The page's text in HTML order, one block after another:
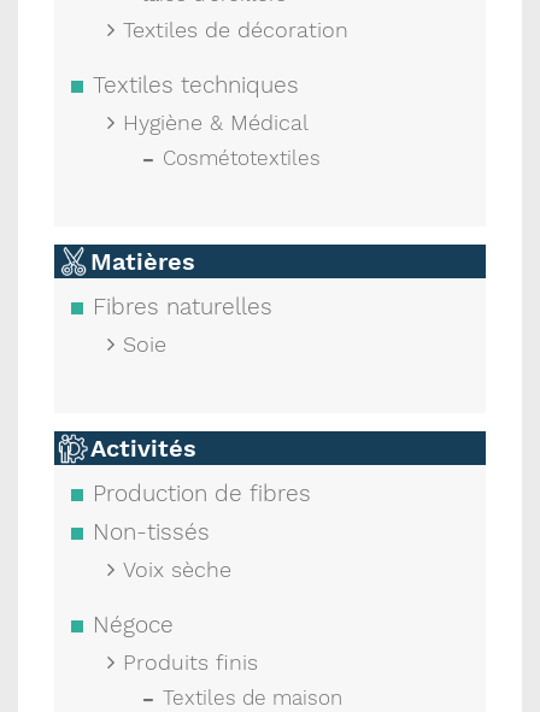
Textiles de décoration
Textiles techniques
Hygiène & Médical
Cosmétotextiles
Matières
Fibres naturelles
Soie
Activités
Production de fibres
Non-tissés
Voix sèche
Négoce
Produits finis
Textiles de maison